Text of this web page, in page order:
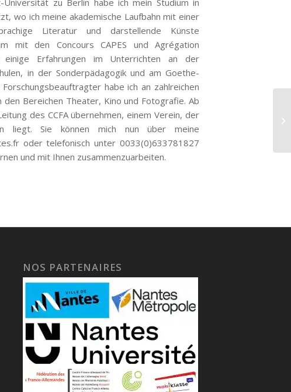
zu Berlin habe ich mein Studium in
wo ich meine akademische Laufbahn mit einer
Literatur und darstellende Künste
mit den Concours CAPES und Agrégation
einige Erfahrungen im Unterrichten an der
in der Sonderpädagogik und am Goethe-
habe ich an zahlreichen
Bereichen Theater, Kino und Fotografie. Ab
des CCFA übernehmen, einem Verein, der
liegt. Sie können mich nun über meine
oder telefonisch unter 0033(0)633781827
und mit Ihnen zusammenzuarbeiten.
NOS PARTENAIRES